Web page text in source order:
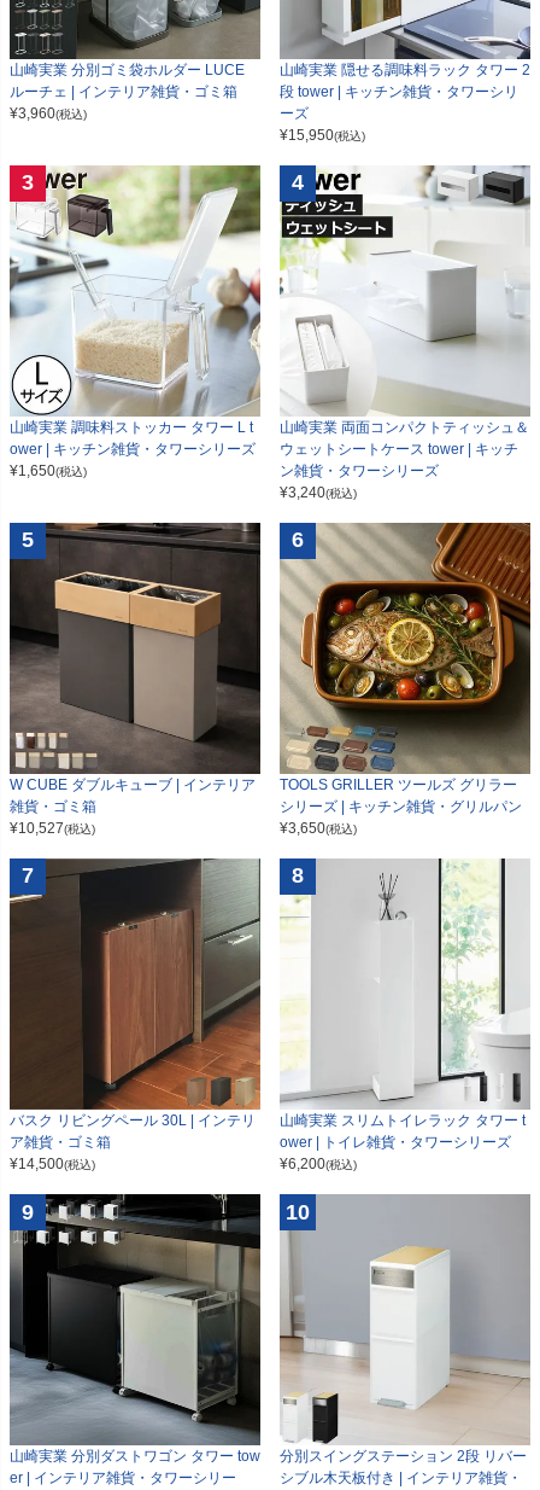
山崎実業 分別ゴミ袋ホルダー LUCE
ルーチェ | インテリア雑貨・ゴミ箱
¥3,960(税込)
山崎実業 隠せる調味料ラック タワー 2
段 tower | キッチン雑貨・タワーシリ
ーズ
¥15,950(税込)
3
山崎実業 調味料ストッカー タワー L t
ower | キッチン雑貨・タワーシリーズ
¥1,650(税込)
4
山崎実業 両面コンパクトティッシュ＆
ウェットシートケース tower | キッチ
ン雑貨・タワーシリーズ
¥3,240(税込)
5
W CUBE ダブルキューブ | インテリア
雑貨・ゴミ箱
¥10,527(税込)
6
TOOLS GRILLER ツールズ グリラー
シリーズ | キッチン雑貨・グリルパン
¥3,650(税込)
7
バスク リビングペール 30L | インテリ
ア雑貨・ゴミ箱
¥14,500(税込)
8
山崎実業 スリムトイレラック タワー t
ower | トイレ雑貨・タワーシリーズ
¥6,200(税込)
9
山崎実業 分別ダストワゴン タワー tow
er | インテリア雑貨・タワーシリー
10
分別スイングステーション 2段 リバー
シブル木天板付き | インテリア雑貨・